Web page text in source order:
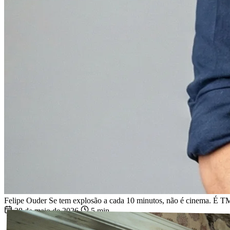
Felipe Ouder Se tem explosão a cada 10 minutos, não é cinema. É
28 de maio de 2026
5 min